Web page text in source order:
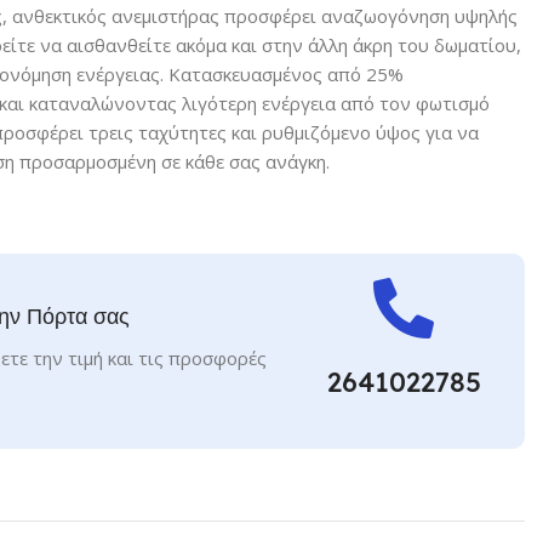
ανθεκτικός ανεμιστήρας προσφέρει αναζωογόνηση υψηλής
να αισθανθείτε ακόμα και στην άλλη άκρη του δωματίου,
ενέργειας. Κατασκευασμένος από 25%
καταναλώνοντας λιγότερη ενέργεια από τον φωτισμό
τρεις ταχύτητες και ρυθμιζόμενο ύψος για να
προσαρμοσμένη σε κάθε σας ανάγκη.
Πόρτα σας
την τιμή και τις προσφορές
2641022785